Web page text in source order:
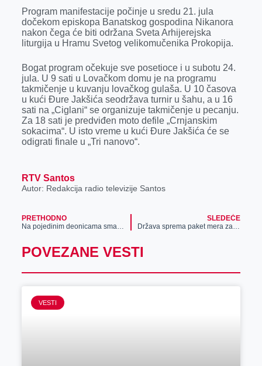
r
n
Program manifestacije počinje u sredu 21. jula
dočekom episkopa Banatskog gospodina Nikanora
nakon čega će biti održana Sveta Arhijerejska
liturgija u Hramu Svetog velikomučenika Prokopija.
Bogat program očekuje sve posetioce i u subotu 24.
jula. U 9 sati u Lovačkom domu je na programu
takmičenje u kuvanju lovačkog gulaša. U 10 časova
u kući Đure Jakšića seodržava turnir u šahu, a u 16
sati na „Ciglani“ se organizuje takmičenje u pecanju.
Za 18 sati je predviđen moto defile „Crnjanskim
sokacima“. U isto vreme u kući Đure Jakšića će se
odigrati finale u „Tri nanovo“.
RTV Santos
Autor: Redakcija radio televizije Santos
PRETHODNO
Na pojedinim deonicama smanjena vidljivost
SLEDEĆE
Država sprema paket mera za podsticaj imunizacije građana
POVEZANE VESTI
VESTI